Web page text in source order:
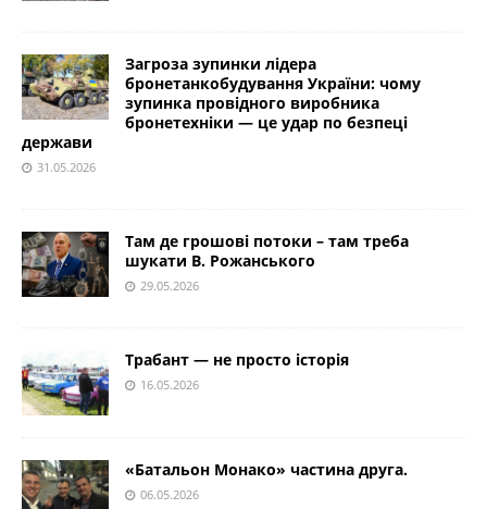
Загроза зупинки лідера
бронетанкобудування України: чому
зупинка провідного виробника
бронетехніки — це удар по безпеці
держави
31.05.2026
Там де грошові потоки – там треба
шукати В. Рожанського
29.05.2026
Трабант — не просто історія
16.05.2026
«Батальон Монако» частина друга.
06.05.2026